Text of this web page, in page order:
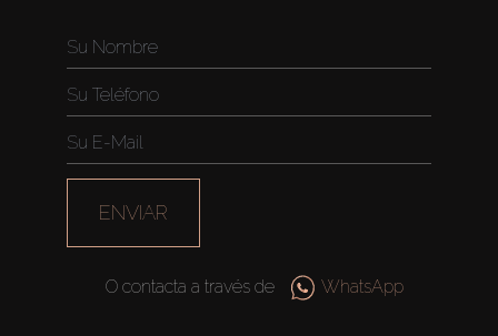
ENVIAR
O contacta a través de WhatsApp